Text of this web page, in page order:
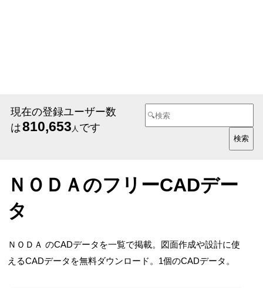
現在の登録ユーザー数
は810,653 人 です
ＮＯＤＡのフリーCADデー
タ
ＮＯＤＡ のCADデータを一覧で掲載。図面作成や設計に使
えるCADデータを無料ダウンロード。1個のCADデータ。